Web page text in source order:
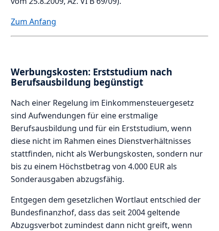
Zum Anfang
Werbungskosten: Erststudium nach
Berufsausbildung begünstigt
Nach einer Regelung im Einkommensteuergesetz
sind Aufwendungen für eine erstmalige
Berufsausbildung und für ein Erststudium, wenn
diese nicht im Rahmen eines Dienstverhältnisses
stattfinden, nicht als Werbungskosten, sondern nur
bis zu einem Höchstbetrag von 4.000 EUR als
Sonderausgaben abzugsfähig.
Entgegen dem gesetzlichen Wortlaut entschied der
Bundesfinanzhof, dass das seit 2004 geltende
Abzugsverbot zumindest dann nicht greift, wenn